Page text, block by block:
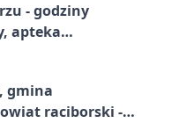
- godziny
apteka
gmina
raciborski -